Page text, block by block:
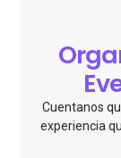
Cuentanos
experiencia